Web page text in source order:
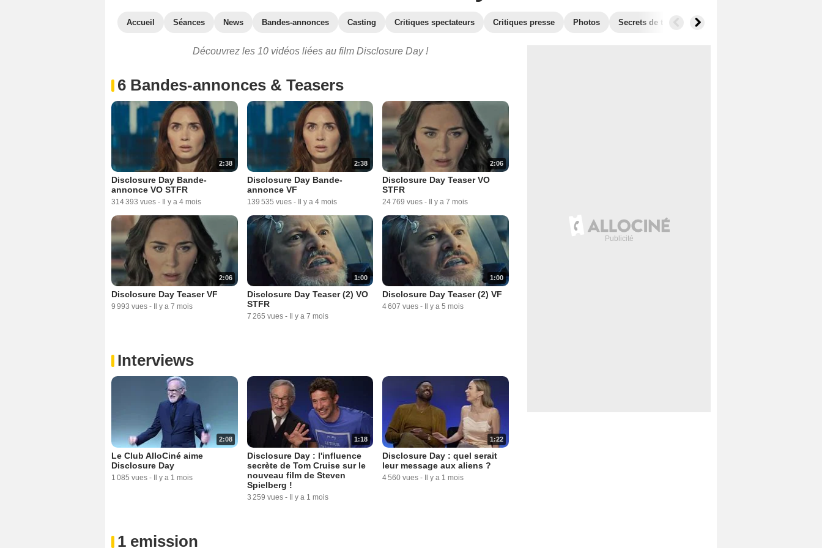
Accueil Séances News Bandes-annonces Casting Critiques spectateurs Critiques presse Photos Secrets de tournage
Découvrez les 10 vidéos liées au film Disclosure Day !
6 Bandes-annonces & Teasers
2:38
Disclosure Day Bande-
annonce VO STFR
314 393 vues - Il y a 4 mois
2:38
Disclosure Day Bande-
annonce VF
139 535 vues - Il y a 4 mois
2:06
Disclosure Day Teaser VO
STFR
24 769 vues - Il y a 7 mois
2:06
Disclosure Day Teaser VF
9 993 vues - Il y a 7 mois
1:00
Disclosure Day Teaser (2) VO
STFR
7 265 vues - Il y a 7 mois
1:00
Disclosure Day Teaser (2) VF
4 607 vues - Il y a 5 mois
Interviews
2:08
Le Club AlloCiné aime
Disclosure Day
1 085 vues - Il y a 1 mois
1:18
Disclosure Day : l'influence
secrète de Tom Cruise sur le
nouveau film de Steven
Spielberg !
3 259 vues - Il y a 1 mois
1:22
Disclosure Day : quel serait
leur message aux aliens ?
4 560 vues - Il y a 1 mois
1 emission